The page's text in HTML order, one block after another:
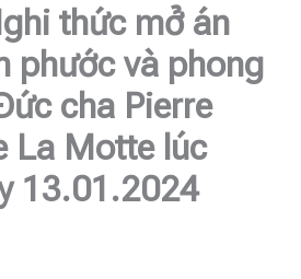
thức mở án
phước và phong
cha Pierre
La Motte lúc
13.01.2024